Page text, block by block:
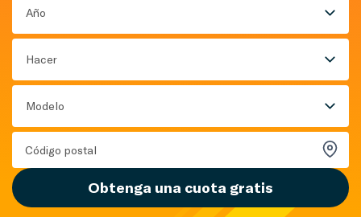
Año
Hacer
Modelo
Obtenga una cuota gratis